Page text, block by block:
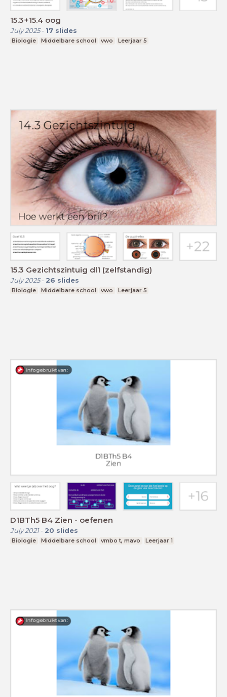
15.3+15.4 oog
July 2025- 17 slides
Biologie Middelbare school vwo Leerjaar 5
15.3 Gezichtszintuig dl1 (zelfstandig)
July 2025- 26 slides
Biologie Middelbare school vwo Leerjaar 5
D1BTh5 B4 Zien - oefenen
July 2021- 20 slides
Biologie Middelbare school vmbo t, mavo Leerjaar 1